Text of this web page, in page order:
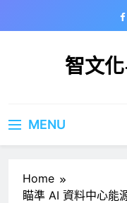
智文
MENU
Home
瞄準 AI 資料中心能